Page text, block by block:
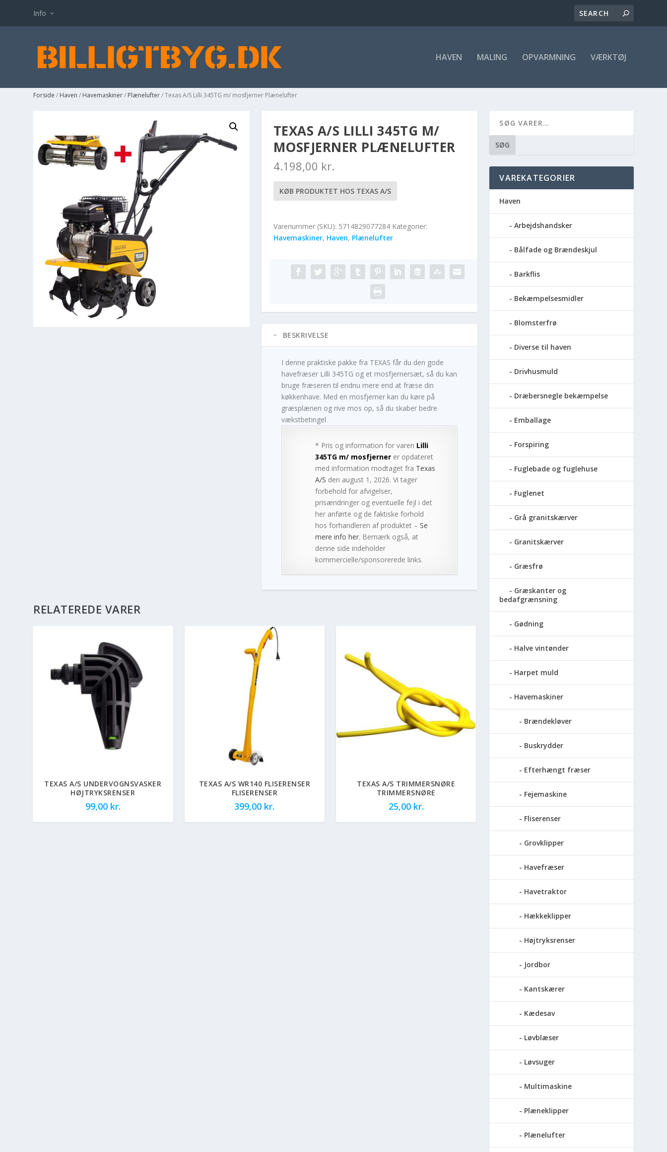
Info
HAVEN MALING OPVARMNING VÆRKTØJ
Forside / Haven / Havemaskiner/ Plænelufter/ Texas A/S Lilli 345TG m/ mosfjerner Plænelufter
TEXAS A/S LILLI 345TG M/
MOSFJERNER PLÆNELUFTER
4.198,00 kr.
KØB PRODUKTET HOS TEXAS A/S
Varenummer (SKU): 5714829077284 Kategorier:
Havemaskiner, Haven, Plænelufter
BESKRIVELSE
I denne praktiske pakke fra TEXAS får du den gode
havefræser Lilli 345TG og et mosfjernersæt, så du kan
bruge fræseren til endnu mere end at fræse din
køkkenhave. Med en mosfjerner kan du køre på
græsplænen og rive mos op, så du skaber bedre
vækstbetingel
* Pris og information for varen Lilli
345TG m/ mosfjernerer opdateret
med information modtaget fra Texas
A/S den august 1, 2026. Vi tager
forbehold for afvigelser,
prisændringer og eventuelle fejl i det
her anførte og de faktiske forhold
hos forhandleren af produktet – Se
mere info her. Bemærk også, at
denne side indeholder
kommercielle/sponsorerede links.
RELATEREDE VARER
TEXAS A/S UNDERVOGNSVASKER
HØJTRYKSRENSER
99,00 kr.
TEXAS A/S WR140 FLISERENSER
FLISERENSER
399,00 kr.
TEXAS A/S TRIMMERSNØRE
TRIMMERSNØRE
25,00 kr.
SØG
VAREKATEGORIER
Haven
Arbejdshandsker
Bålfade og Brændeskjul
Barkflis
Bekæmpelsesmidler
Blomsterfrø
Diverse til haven
Drivhusmuld
Dræbersnegle bekæmpelse
Emballage
Forspiring
Fuglebade og fuglehuse
Fuglenet
Grå granitskærver
Granitskærver
Græsfrø
Græskanter og
bedafgrænsning
Gødning
Halve vintønder
Harpet muld
Havemaskiner
Brændekløver
Buskrydder
Efterhængt fræser
Fejemaskine
Fliserenser
Grovklipper
Havefræser
Havetraktor
Hækkeklipper
Højtryksrenser
Jordbor
Kantskærer
Kædesav
Løvblæser
Løvsuger
Multimaskine
Plæneklipper
Plænelufter